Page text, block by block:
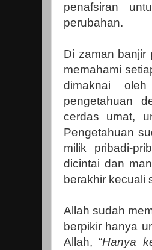
penafsiran
perubahan.
Di zaman banjir
memahami
dimaknai
pengetahuan
cerdas umat,
Pengetahuan
milik pribadi-
dicintai dan
berakhir kecuali
Allah sudah
berpikir hanya
Allah, “Hanya